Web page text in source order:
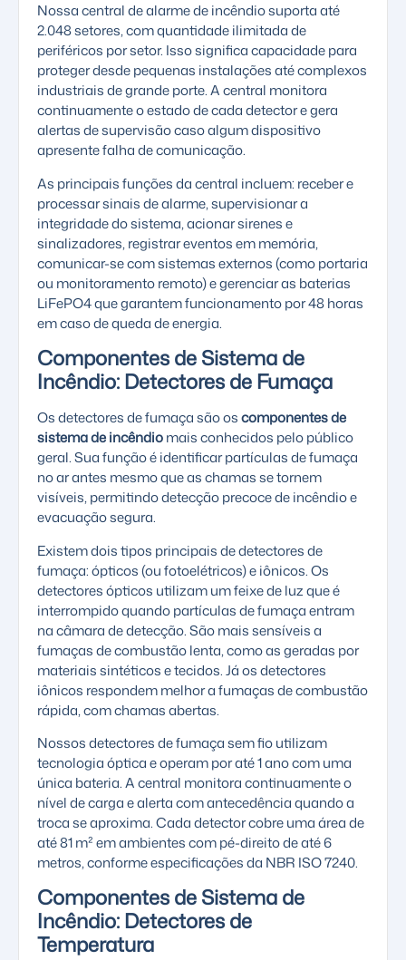
Nossacentral de alarme de incêndiosuporta até
2.048 setores, com quantidade ilimitada de
periféricos por setor. Isso significa capacidade para
proteger desde pequenas instalações até complexos
industriais de grande porte. A central monitora
continuamente o estado de cada detector e gera
alertas de supervisão caso algum dispositivo
apresente falha de comunicação.
As principais funções da central incluem: receber e
processar sinais de alarme, supervisionar a
integridade do sistema, acionar sirenes e
sinalizadores, registrar eventos em memória,
comunicar-se com sistemas externos (como portaria
ou monitoramento remoto) e gerenciar as baterias
LiFePO4que garantem funcionamento por 48 horas
em caso de queda de energia.
Componentes de Sistema de
Incêndio: Detectores de Fumaça
Os detectores de fumaça são oscomponentes de
sistema de incêndiomais conhecidos pelo público
geral. Sua função é identificar partículas de fumaça
no ar antes mesmo que as chamas se tornem
visíveis, permitindodetecção precoce de incêndioe
evacuação segura.
Existem dois tipos principais de detectores de
fumaça: ópticos (ou fotoelétricos) e iônicos. Os
detectores ópticos utilizam um feixe de luz que é
interrompido quando partículas de fumaça entram
na câmara de detecção. São mais sensíveis a
fumaças de combustão lenta, como as geradas por
materiais sintéticos e tecidos. Já os detectores
iônicos respondem melhor a fumaças de combustão
rápida, com chamas abertas.
Nossosdetectores de fumaça sem fioutilizam
tecnologia óptica e operam por até 1 ano com uma
única bateria. A central monitora continuamente o
nível de carga e alerta com antecedência quando a
troca se aproxima. Cada detector cobre uma área de
até 81 m² em ambientes com pé-direito de até 6
metros, conforme especificações da NBR ISO 7240.
Componentes de Sistema de
Incêndio: Detectores de
Temperatura